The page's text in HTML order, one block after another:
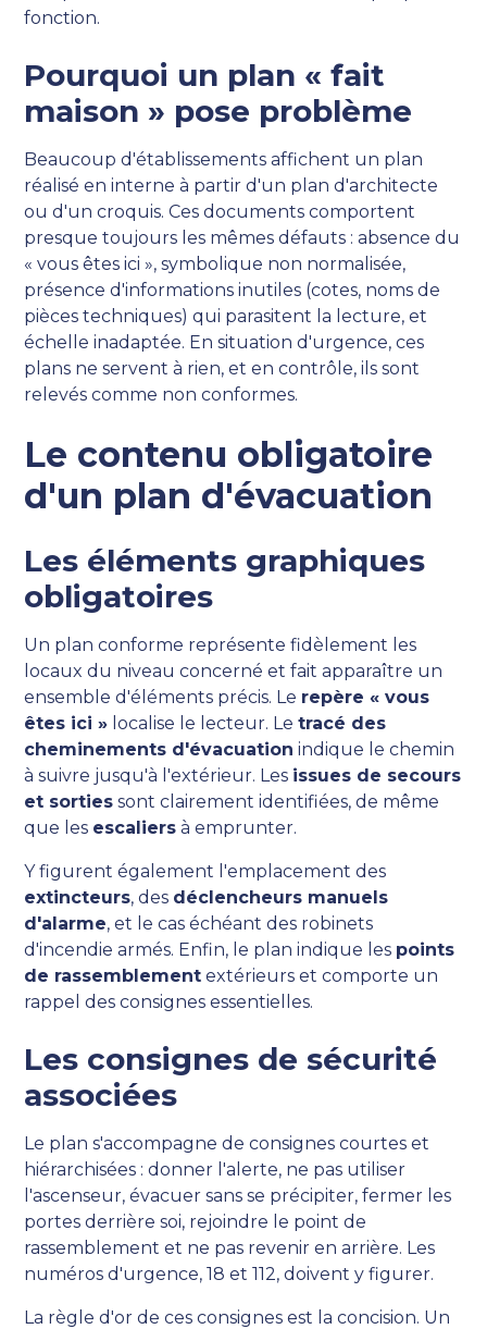
fonction.
Pourquoi un plan « fait
maison » pose problème
Beaucoup d'établissements affichent un plan
réalisé en interne à partir d'un plan d'architecte
ou d'un croquis. Ces documents comportent
presque toujours les mêmes défauts : absence du
« vous êtes ici », symbolique non normalisée,
présence d'informations inutiles (cotes, noms de
pièces techniques) qui parasitent la lecture, et
échelle inadaptée. En situation d'urgence, ces
plans ne servent à rien, et en contrôle, ils sont
relevés comme non conformes.
Le contenu obligatoire
d'un plan d'évacuation
Les éléments graphiques
obligatoires
Un plan conforme représente fidèlement les
locaux du niveau concerné et fait apparaître un
ensemble d'éléments précis. Le repère « vous
êtes ici » localise le lecteur. Letracé des
cheminements d'évacuation indique le chemin
à suivre jusqu'à l'extérieur. Les issues de secours
et sorties sont clairement identifiées, de même
que les escaliers à emprunter.
Y figurent également l'emplacement des
extincteurs, des déclencheurs manuels
d'alarme, et le cas échéant des robinets
d'incendie armés. Enfin, le plan indique les points
de rassemblement extérieurs et comporte un
rappel des consignes essentielles.
Les consignes de sécurité
associées
Le plan s'accompagne de consignes courtes et
hiérarchisées : donner l'alerte, ne pas utiliser
l'ascenseur, évacuer sans se précipiter, fermer les
portes derrière soi, rejoindre le point de
rassemblement et ne pas revenir en arrière. Les
numéros d'urgence, 18 et 112, doivent y figurer.
La règle d'or de ces consignes est la concision. Un